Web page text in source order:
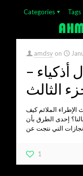
Categories Tags
amdsy on
أذكياء –
الثالث
الإطراء الملائم كيف
إحدى الطرق بأن
التي نتجت عن
1